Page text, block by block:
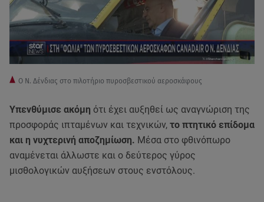
Ο Ν. Δένδιας στο πιλοτήριο πυροσβεστικού αεροσκάφους
Υπενθύμισε ακόμη ότι έχει αυξηθεί ως αναγνώριση της
προσφοράς ιπταμένων και τεχνικών, το πτητικό επίδομα
και η νυχτερινή αποζημίωση. Μέσα στο φθινόπωρο
αναμένεται άλλωστε και ο δεύτερος γύρος
μισθολογικών αυξήσεων στους ενστόλους.